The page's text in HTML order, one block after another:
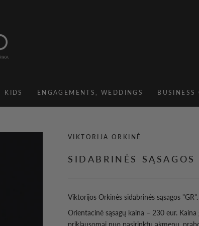
KIDS
ENGAGEMENTS, WEDDINGS
BUSINESS
VIKTORIJA ORKINĖ
SIDABRINĖS SĄSAGOS
Viktorijos Orkinės sidabrinės sąsagos "GR".
Orientacinė sąsagų kaina – 230 eur. Kaina